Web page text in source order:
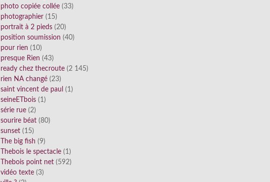
photo copiée collée (33)
photographier (15)
portrait à 2 pieds (20)
position soumission (40)
pour rien (10)
presque Rien (43)
ready chez thecroute (2 145)
rien NA changé (23)
saint vincent de paul (1)
seineETbois (1)
série rue (2)
sourire béat (80)
sunset (15)
The big fish (9)
Thebois le spectacle (1)
Thebois point net (592)
vidéo texte (3)